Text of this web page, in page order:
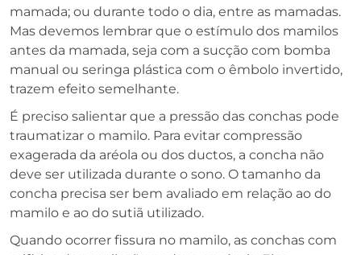
mamada; ou durante todo o dia, entre as mamadas.
Mas devemos lembrar que o estímulo dos mamilos
antes da mamada, seja com a sucção com bomba
manual ou seringa plástica com o êmbolo invertido,
trazem efeito semelhante.
É preciso salientar que a pressão das conchas pode
traumatizar o mamilo. Para evitar compressão
exagerada da aréola ou dos ductos, a concha não
deve ser utilizada durante o sono. O tamanho da
concha precisa ser bem avaliado em relação ao do
mamilo e ao do sutiã utilizado.
Quando ocorrer fissura no mamilo, as conchas com